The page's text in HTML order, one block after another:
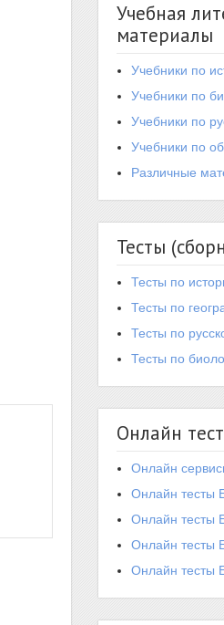
Учебная
материалы
Учебники по
Учебники по
Учебники по
Учебники по
Различные
Тесты
Тесты по
Тесты по
Тесты по
Тесты по
Онлайн
Онлайн
Онлайн тесты
Онлайн тесты
Онлайн тесты
Онлайн тесты